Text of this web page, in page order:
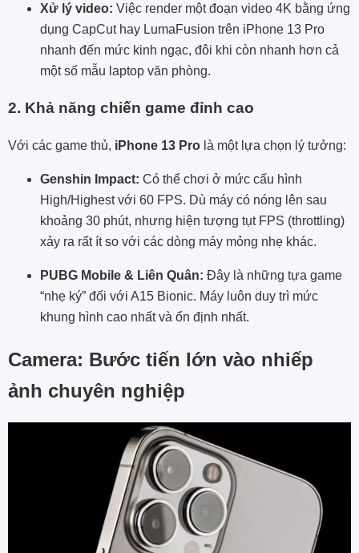
Xử lý video: Việc render một đoạn video 4K bằng ứng
dụng CapCut hay LumaFusion trên iPhone 13 Pro
nhanh đến mức kinh ngạc, đôi khi còn nhanh hơn cả
một số mẫu laptop văn phòng.
2. Khả năng chiến game đỉnh cao
Với các game thủ, iPhone 13 Pro là một lựa chọn lý tưởng:
Genshin Impact: Có thể chơi ở mức cấu hình
High/Highest với 60 FPS. Dù máy có nóng lên sau
khoảng 30 phút, nhưng hiện tượng tụt FPS (throttling)
xảy ra rất ít so với các dòng máy mỏng nhẹ khác.
PUBG Mobile & Liên Quân: Đây là những tựa game
“nhẹ ký” đối với A15 Bionic. Máy luôn duy trì mức
khung hình cao nhất và ổn định nhất.
Camera: Bước tiến lớn vào nhiếp
ảnh chuyên nghiệp